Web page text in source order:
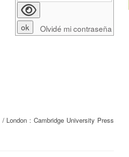
/ London : Cambridge University Press
Olvidé mi contraseña